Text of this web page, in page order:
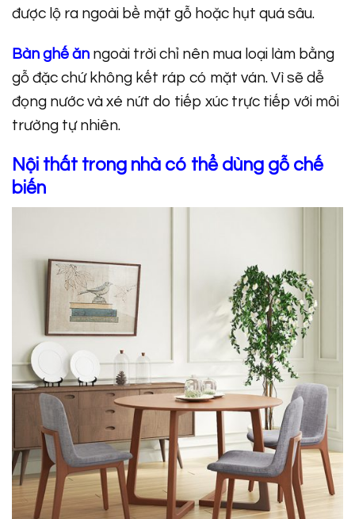
được lộ ra ngoài bề mặt gỗ hoặc hụt quá sâu.
Bàn ghế ăn ngoài trời chỉ nên mua loại làm bằng
gỗ đặc chứ không kết ráp có mặt ván. Vì sẽ dễ
đọng nước và xé nứt do tiếp xúc trực tiếp với môi
trường tự nhiên.
Nội thất trong nhà có thể dùng gỗ chế
biến